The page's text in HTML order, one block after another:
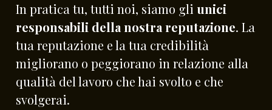
In pratica tu, tutti noi, siamo gli unici
responsabili della nostra reputazione. La
tua reputazione e la tua credibilità
migliorano o peggiorano in relazione alla
qualità del lavoro che hai svolto e che
svolgerai.